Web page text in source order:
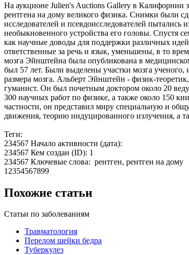
На аукционе Julien's Auctions Gallery в Калифорнии
рентгена на дому великого физика. Снимки были
исследователей и псевдоисследователей
необыкновенного устройства его головы. Спустя
как научные доводы для поддержки различных
ответственные за речь и язык, уменьшены, в то
мозга Эйнштейна была опубликована в
был 57 лет. Были выделены участки мозга
размера мозга. Альберт Эйнштейн - физик-
гуманист. Он был почетным доктором около 20
300 научных работ по физике, а также около 150
частности, он представил миру специальную и
движения, теорию индуцированного излучения, а
Теги:
234567 Начало активности (дата):
234567 Кем создан (ID): 1
234567 Ключевые слова: рентген, рентген на дому
12354567899
Похожие статьи
Статьи по заболеваниям
Травматология
Перелом шейки бедра
Туберкулез